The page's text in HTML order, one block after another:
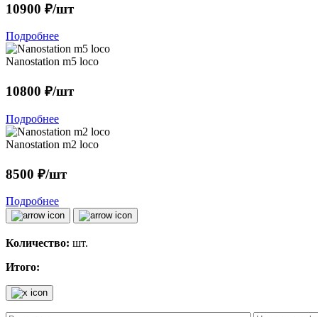
10900 ₽/шт
Подробнее
Nanostation m5 loco
10800 ₽/шт
Подробнее
Nanostation m2 loco
8500 ₽/шт
Подробнее
Количество: шт.
Итого: